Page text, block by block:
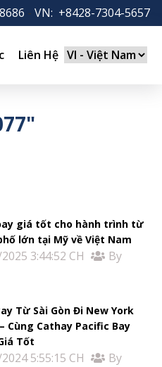
- VN: +8428-7304-5657
Liên Hệ
giá tốt cho hành trình từ
lớn tại Mỹ về Việt Nam
3:44:52 CH
By
Từ Sài Gòn Đi New York
Cùng Cathay Pacific Bay
Tốt
5:55:15 CH
By